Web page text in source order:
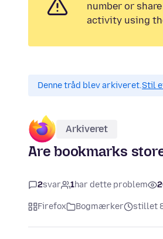
number or
activity using
Denne tråd blev arkiveret.Stil
Arkiveret
Are bookmarks
2svar 1har dette problem
Firefox Bogmærker stillet